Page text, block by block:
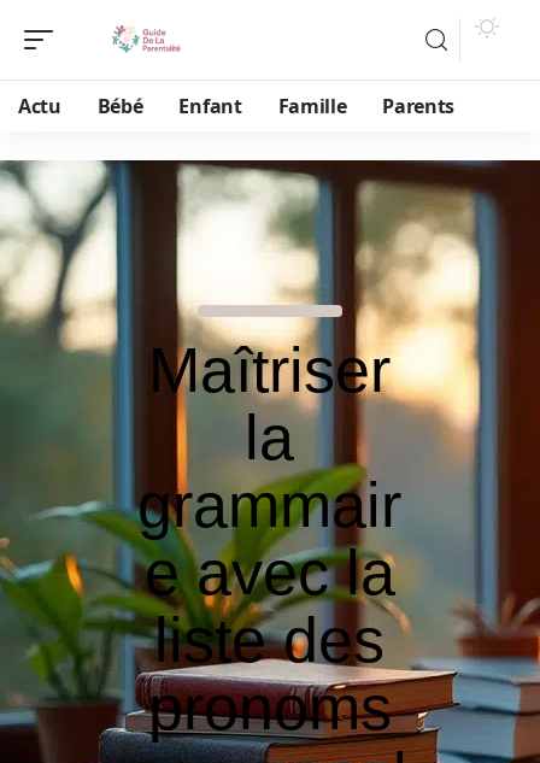
Actu Bébé Enfant Famille Parents
Maîtriser
la
grammair
e avec la
liste des
pronoms